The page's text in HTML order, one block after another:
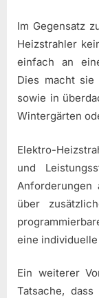
Im Gegensatz
Heizstrahler
einfach an
Dies macht sie
sowie in
Wintergärten
Elektro-
und
Anforderungen
über
eine
Ein weiterer
Tatsache,